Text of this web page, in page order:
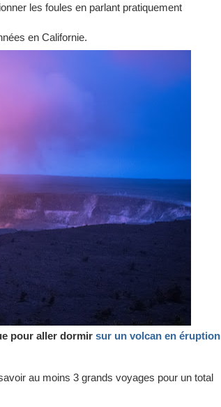
les foules en parlant pratiquement
en Californie.
pour aller dormir sur un volcan en éruption
au moins 3 grands voyages pour un total